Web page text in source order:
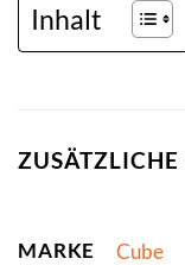
Inhalt
MARKE Cube